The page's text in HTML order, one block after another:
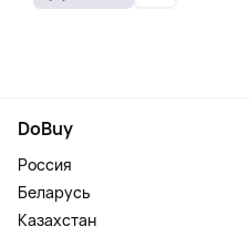
DoBuy
Россия
Беларусь
Казахстан